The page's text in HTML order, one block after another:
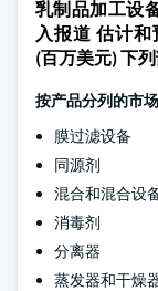
乳制品加工设
入报道 估计和
(百万美元) 下
按产品分列的市场
膜过滤设备
同源剂
混合和混合设
消毒剂
分离器
蒸发器和干燥